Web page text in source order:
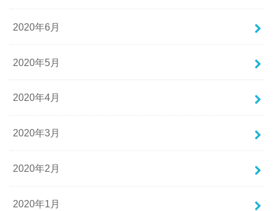
2020年6月
2020年5月
2020年4月
2020年3月
2020年2月
2020年1月